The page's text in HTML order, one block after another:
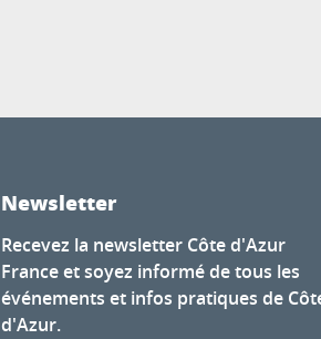
Newsletter
Recevez la newsletter Côte d'Azur
France et soyez informé de tous les
événements et infos pratiques de
d'Azur.